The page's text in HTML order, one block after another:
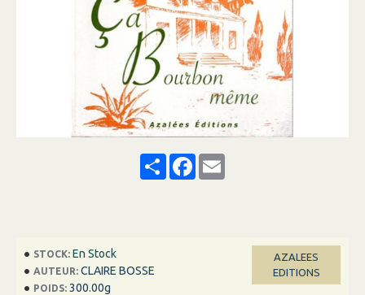
ShareFacebook
Email
STOCK: En Stock
AUTEUR: CLAIRE BOSSE
POIDS: 300.00g
AZALEES
EDITIONS